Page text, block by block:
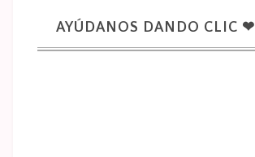
AYÚDANOS DANDO CLIC ❤